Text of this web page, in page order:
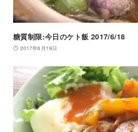
糖質制限:今日のケト飯 2017/6/18
2017年6月19日